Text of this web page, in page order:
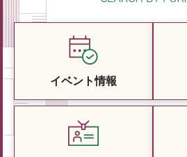
イベント情報